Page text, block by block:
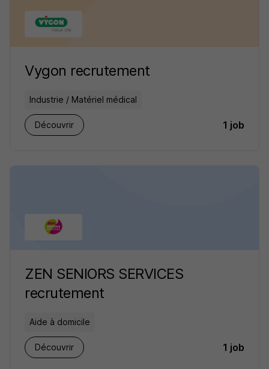
Vygon recrutement
Industrie / Matériel médical
Découvrir 1 job
ZEN SENIORS SERVICES
recrutement
Aide à domicile
Découvrir 1 job